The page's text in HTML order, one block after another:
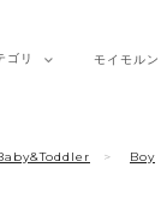
ゴリ モイモルン
Boy